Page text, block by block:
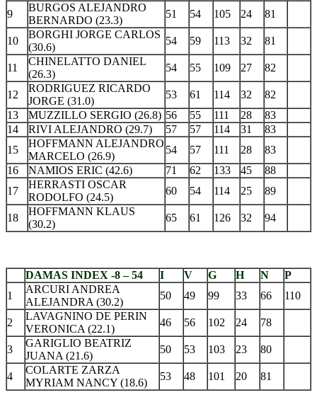
9
BURGOS ALEJANDRO
BERNARDO (23.3)
51 54 105 24 81
10
BORGHI JORGE CARLOS
(30.6)
54 59 113 32 81
11
CHINELATTO DANIEL
(26.3)
54 55 109 27 82
12
RODRIGUEZ RICARDO
JORGE (31.0)
53 61 114 32
82
13
MUZZILLO SERGIO (26.8) 56 55 111 28
83
14
RIVI ALEJANDRO (29.7) 57 57 114 31
83
15
HOFFMANN ALEJANDRO
MARCELO (26.9)
54 57 111 28
83
16
NAMIOS ERIC (42.6) 71 62 133 45
88
17
HERRASTI OSCAR
RODOLFO (24.5)
60 54 114 25 89
18
HOFFMANN KLAUS
(30.2)
65 61 126 32 94
DAMAS INDEX -8 – 54 I V G H N
P
1
ARCURI ANDREA
ALEJANDRA (30.2)
50 49 99 33 66 110
2
LAVAGNINO DE PERIN
VERONICA (22.1)
46 56 102 24 78
3
GARIGLIO BEATRIZ
JUANA (21.6)
50 53 103 23 80
4
COLARTE ZARZA
MYRIAM NANCY (18.6)
53 48 101 20 81